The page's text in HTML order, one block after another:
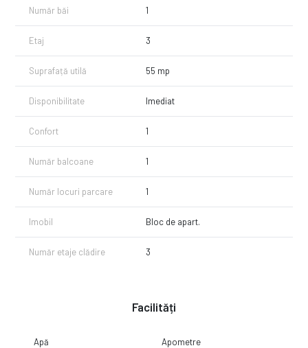
Număr băi 1
Etaj 3
Suprafață utilă 55 mp
Disponibilitate Imediat
Confort 1
Număr balcoane 1
Număr locuri parcare 1
Imobil Bloc de apart.
Număr etaje clădire 3
Facilități
Apă Apometre